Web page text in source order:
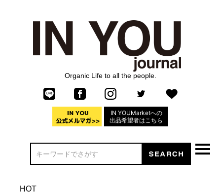
Organic Life to all the people.
IN YOUMarketへの
出品希望者はこちら
HOT